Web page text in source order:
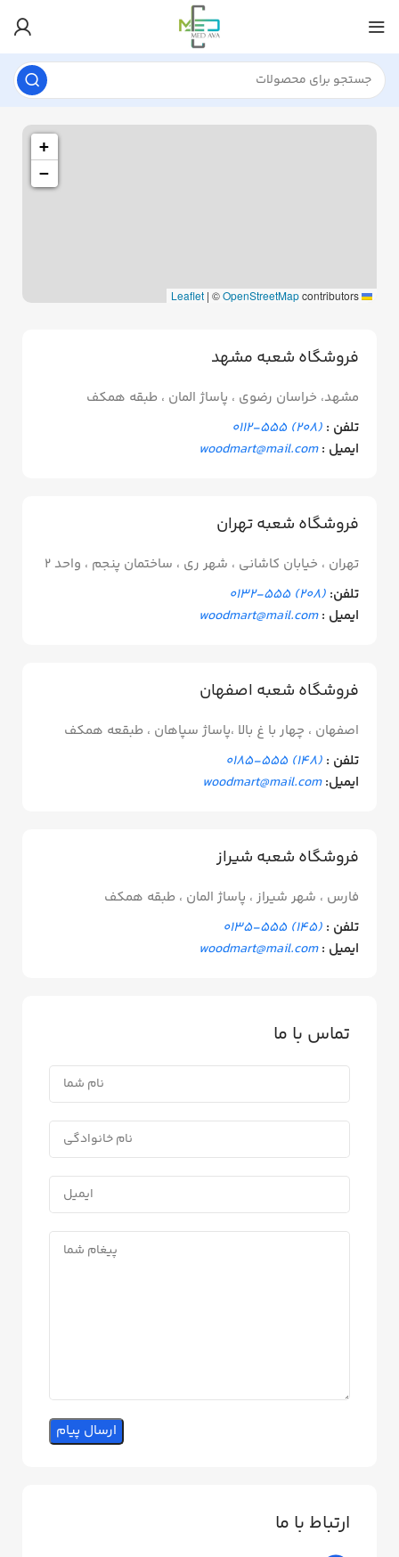
+
−
| ©OpenStreetMapcontributors
فروشگاه شعبه مشهد
مشهد، خراسان رضوی ، پاساژ المان ، طبقه همکف
تلفن : (208) 555-0112
ایمیل : woodmart@mail.com
فروشگاه شعبه تهران
تهران ، خیابان کاشانی ، شهر ری ، ساختمان پنجم ، واحد 2
تلفن: (208) 555-0132
ایمیل : woodmart@mail.com
فروشگاه شعبه اصفهان
اصفهان ، چهار با غ بالا ،پاساژ سپاهان ، طبقعه همکف
تلفن : (148) 555-0185
ایمیل: woodmart@mail.com
فروشگاه شعبه شیراز
فارس ، شهر شیراز ، پاساژ المان ، طبقه همکف
تلفن : (145) 555-0135
ایمیل : woodmart@mail.com
تماس با ما
ارتباط با ما